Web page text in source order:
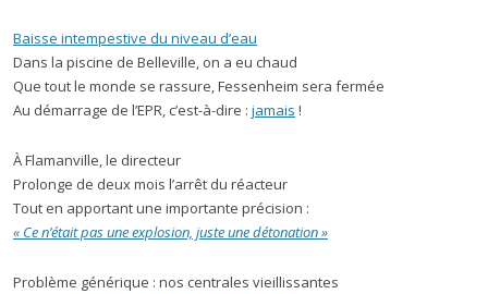
Baisse intempestive du niveau d’eau
Dans la piscine de Belleville, on a eu chaud
Que tout le monde se rassure, Fessenheim sera fermée
Au démarrage de l’EPR, c’est-à-dire : jamais !
À Flamanville, le directeur
Prolonge de deux mois l’arrêt du réacteur
Tout en apportant une importante précision :
« Ce n’était pas une explosion, juste une détonation »
Problème générique : nos centrales vieillissantes